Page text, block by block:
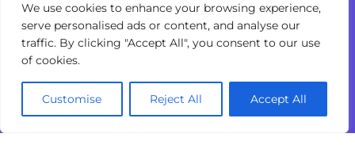
We use cookies to enhance your browsing experience,
serve personalised ads or content, and analyse our
traffic. By clicking "Accept All", you consent to our use
of cookies.
Customise Reject All Accept All
Política de Privacidad
Términos y
Condiciones